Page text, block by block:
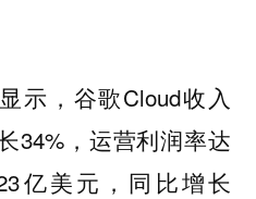
示，谷歌Cloud收入
34%，运营利润率达
亿美元，同比增长